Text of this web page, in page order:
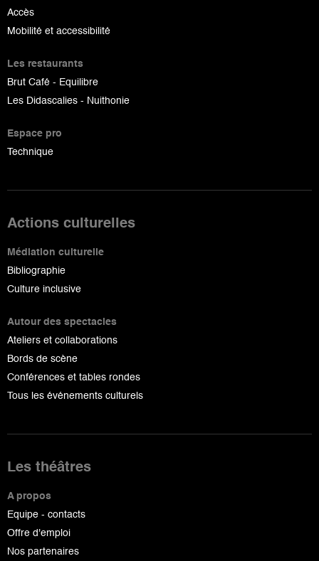
Accès
Mobilité et accessibilité
Les restaurants
Brut Café - Equilibre
Les Didascalies - Nuithonie
Espace pro
Technique
Actions culturelles
Médiation culturelle
Bibliographie
Culture inclusive
Autour des spectacles
Ateliers et collaborations
Bords de scène
Conférences et tables rondes
Tous les événements culturels
Les théâtres
A propos
Equipe - contacts
Offre d'emploi
Nos partenaires